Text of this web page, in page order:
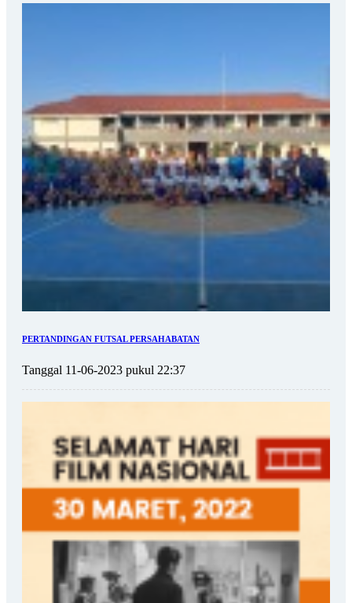
PERTANDINGAN FUTSAL PERSAHABATAN
Tanggal 11-06-2023 pukul 22:37